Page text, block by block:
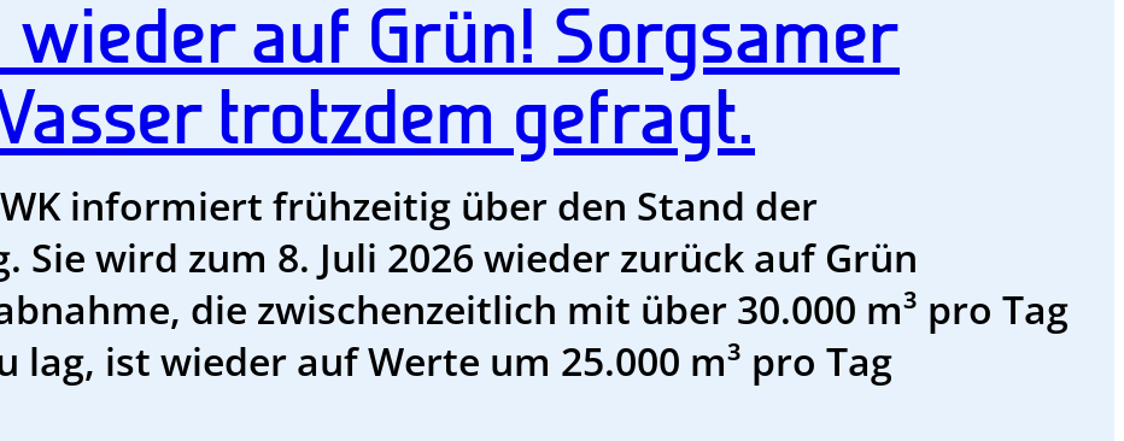
auf Grün! Sorgsamer
trotzdem gefragt.
informiert frühzeitig über den Stand der
Sie wird zum 8. Juli 2026 wieder zurück auf Grün
die zwischenzeitlich mit über 30.000 m³ pro Tag
lag, ist wieder auf Werte um 25.000 m³ pro Tag